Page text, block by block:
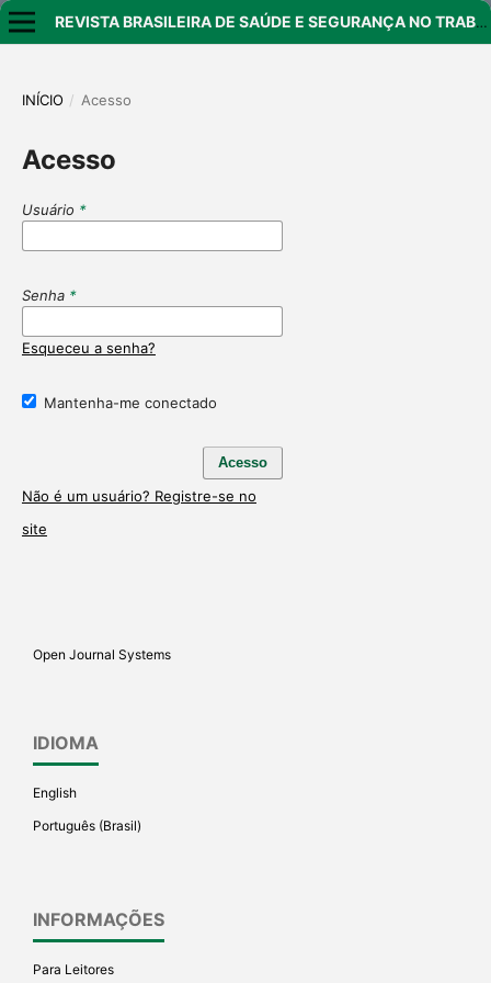
REVISTA BRASILEIRA DE SAÚDE E SEGURANÇA NO TRABALHO
INÍCIO / Acesso
Acesso
Usuário *
Senha *
Esqueceu a senha?
Mantenha-me conectado
Acesso
Não é um usuário? Registre-se no
site
Open Journal Systems
IDIOMA
English
Português (Brasil)
INFORMAÇÕES
Para Leitores